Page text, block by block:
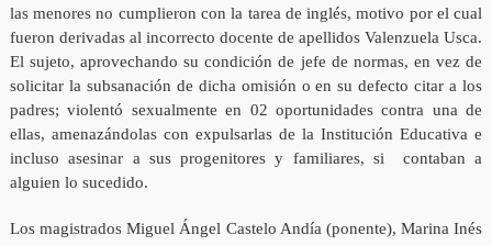
las menores no cumplieron con la tarea de inglés, motivo por el cual
fueron derivadas al incorrecto docente de apellidos Valenzuela Usca.
El sujeto, aprovechando su condición de jefe de normas, en vez de
solicitar la subsanación de dicha omisión o en su defecto citar a los
padres; violentó sexualmente en 02 oportunidades contra una de
ellas, amenazándolas con expulsarlas de la Institución Educativa e
incluso asesinar a sus progenitores y familiares, si contaban a
alguien lo sucedido.
Los magistrados Miguel Ángel Castelo Andía (ponente), Marina Inés